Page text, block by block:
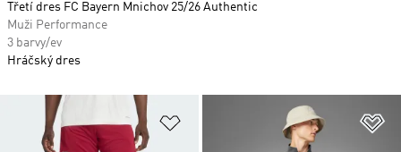
Přidat do seznamu přání
Třetí dres FC Bayern Mnichov 25/26 Authentic
Muži Performance
3 barvy/ev
Hráčský dres